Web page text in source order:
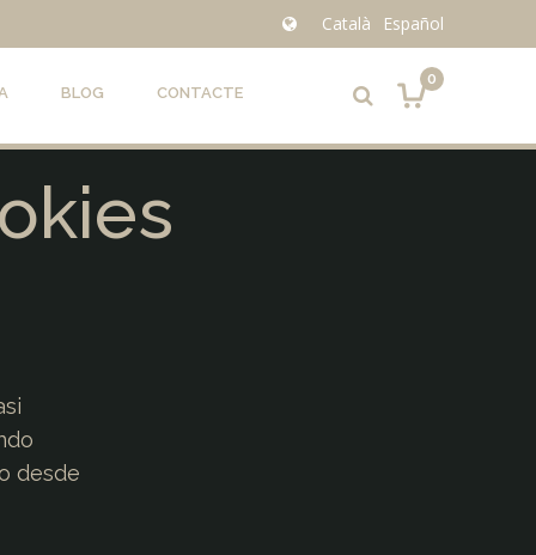
Català Español
0
BLOG CONTACTE
desde